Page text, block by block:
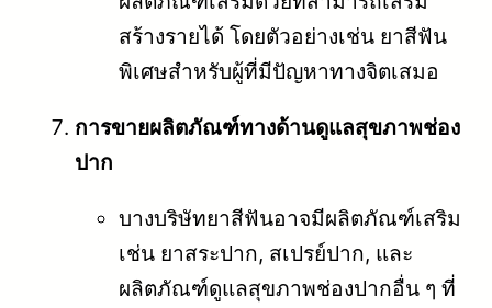
สร้างรายได้ โดยตัวอย่างเช่น ยาสีฟัน
พิเศษสำหรับผู้ที่มีปัญหาทางจิตเสมอ
การขายผลิตภัณฑ์ทางด้านดูแลสุขภาพช่อง
ปาก
บางบริษัทยาสีฟันอาจมีผลิตภัณฑ์เสริม
เช่น ยาสระปาก, สเปรย์ปาก, และ
ผลิตภัณฑ์ดูแลสุขภาพช่องปากอื่น ๆ ที่